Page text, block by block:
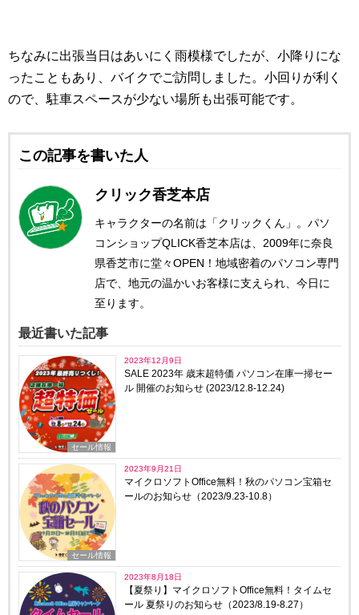
ちなみに出張当日はあいにく雨模様でしたが、小降りにな
ったこともあり、バイクでご訪問しました。小回りが利く
ので、駐車スペースが少ない場所も出張可能です。
この記事を書いた人
クリック香芝本店
キャラクターの名前は「クリックくん」。パソ
コンショップQLICK香芝本店は、2009年に奈良
県香芝市に堂々OPEN！地域密着のパソコン専門
店で、地元の温かいお客様に支えられ、今日に
至ります。
最近書いた記事
セール情報
2023年12月9日
SALE 2023年 歳末超特価 パソコン在庫一掃セー
ル 開催のお知らせ (2023/12.8-12.24)
セール情報
2023年9月21日
マイクロソフトOffice無料！秋のパソコン宝箱セ
ールのお知らせ（2023/9.23-10.8）
2023年8月18日
【夏祭り】マイクロソフトOffice無料！タイムセ
ール 夏祭りのお知らせ（2023/8.19-8.27）